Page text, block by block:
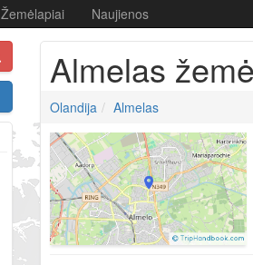
Žemėlapiai Naujienos
Almelas
Olandija
Almelas